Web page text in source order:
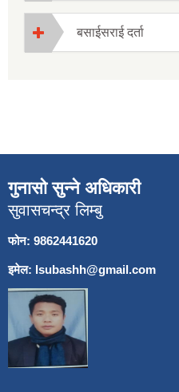
बसाईसराई दर्ता
गुनासो सुन्ने अधिकारी
सुवासचन्द्र लिम्बु
फोन: 9862441620
इमेल: lsubashh@gmail.com